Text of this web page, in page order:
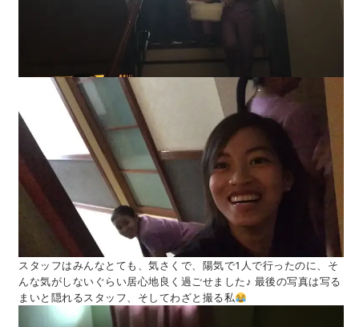
スタッフはみんなとても、気さくで、陽気で1人で行ったのに、そ
んな気がしないぐらい居心地良く過ごせました♪ 最後の写真は写る
まいと隠れるスタッフ、そしてわざと撮る私